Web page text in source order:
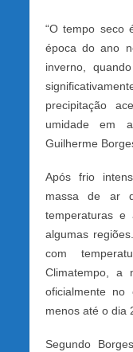
“O tempo seco
época do ano
inverno,
precipitação
umidade em
Guilherme
Após frio
massa de ar
temperaturas e
algumas
com
Climatempo, a
oficialmente
menos até o dia
Segundo